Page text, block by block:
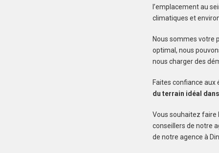
l’emplacement au
climatiques et
Nous sommes votre
optimal, nous
nous charger des
Faites confiance aux
du terrain idéal
Vous souhaitez faire
conseillers de notre
de notre agence à